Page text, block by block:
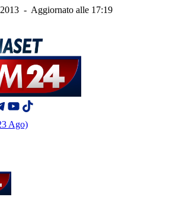
- Aggiornato alle 17:19
Ago)